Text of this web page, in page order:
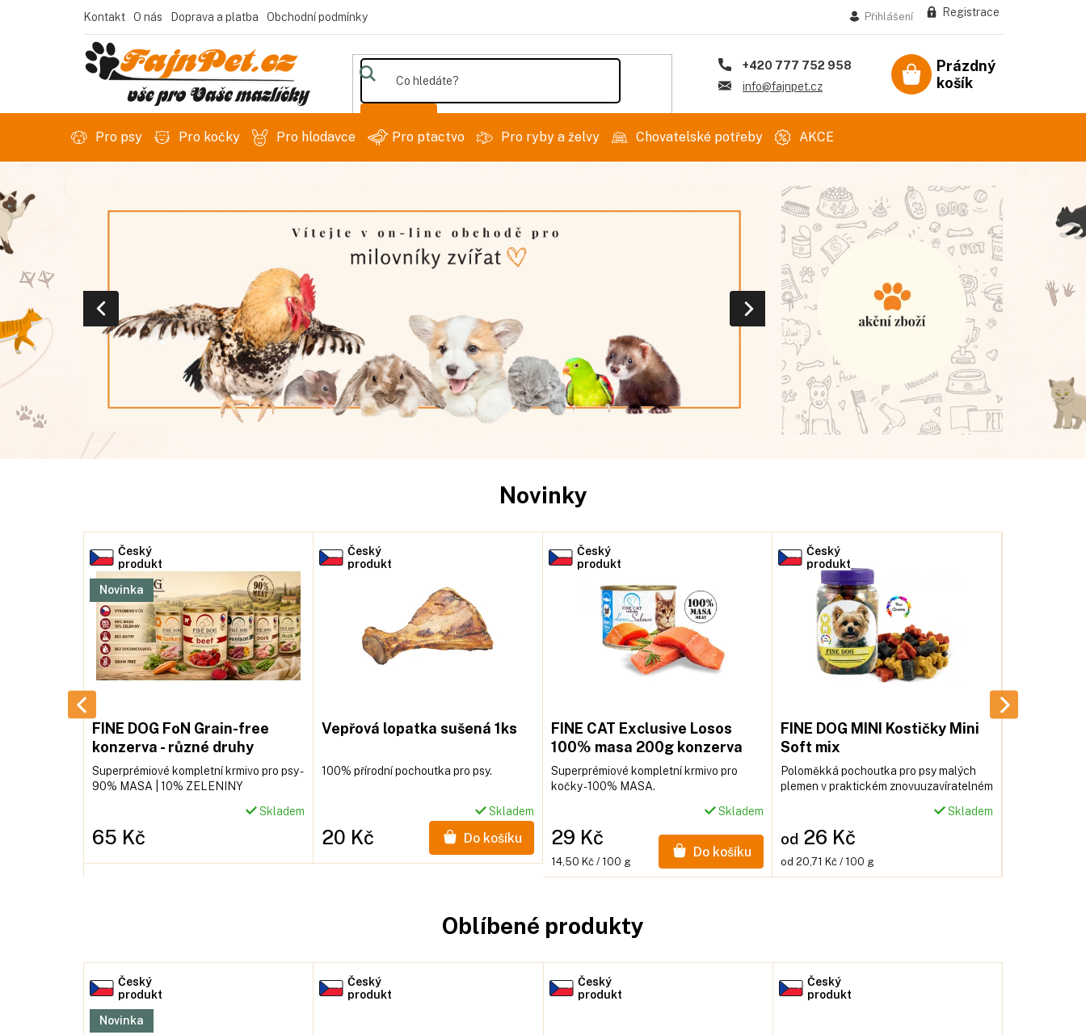
Kontakt O nás Doprava a platba Obchodní podmínky Přihlášení Registrace
+420 777 752 958
info@fajnpet.cz
Prázdný
košík
Pro psy Pro kočky Pro hlodavce Pro ptactvo Pro ryby a želvy Chovatelské potřeby AKCE
Následující
Novinky
Český
produkt
Novinka
FINE DOG FoN Grain-free
konzerva - různé druhy
65 Kč
Superprémiové kompletní krmivo pro psy -
90% MASA | 10% ZELENINY
Skladem
Český
produkt
Vepřová lopatka sušená 1ks
20 Kč Do košíku
100% přírodní pochoutka pro psy.
Skladem
Český
produkt
FINE CAT Exclusive Losos
100% masa 200g konzerva
29 Kč
Měrná
cena:
14,50 Kč / 100 g
Do košíku
Superprémiové kompletní krmivo pro
kočky - 100% MASA.
Skladem
Český
produkt
FINE DOG MINI Kostičky Mini
Soft mix
od 26 Kč
Měrná
cena:
od 20,71 Kč / 100 g
Poloměkká pochoutka pro psy malých
plemen v praktickém znovuuzavíratelném
Skladem
Oblíbené produkty
Český
produkt
Novinka
Český
produkt
Český
produkt
Český
produkt